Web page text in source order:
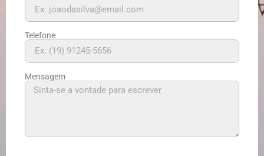
Telefone
Mensagem